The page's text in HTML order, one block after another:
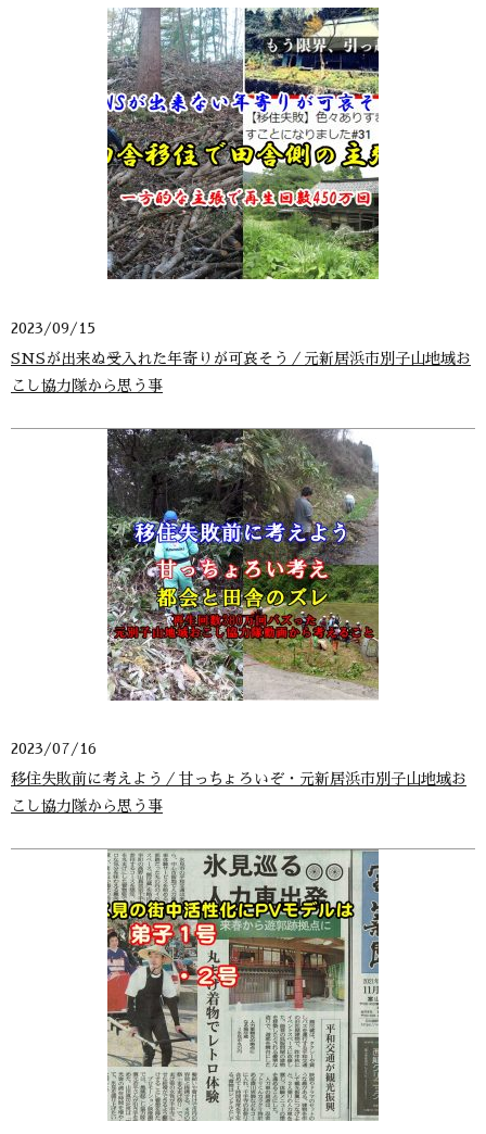
2023/09/15
SNSが出来ぬ受入れた年寄りが可哀そう／元新居浜市別子山地域お
こし協力隊から思う事
2023/07/16
移住失敗前に考えよう／甘っちょろいぞ・元新居浜市別子山地域お
こし協力隊から思う事